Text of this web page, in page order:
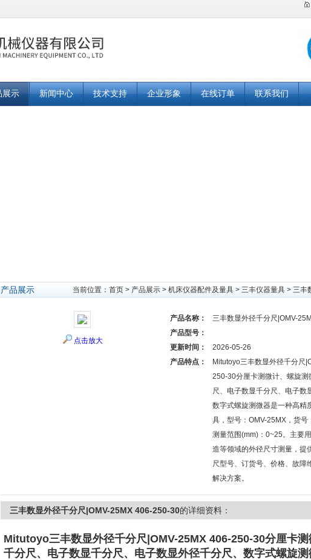
展示 新闻中心 技术支持 企业形象 在线订单 联系我们
产品展示 当前位置： 首页 > 产品展示 > 机床仪器配件及量具 > 三丰仪器量具 > 三丰
点击放大
产品名称：
三丰数显外径千分尺|OMV-
产品型号：
更新时间：
2026-05-26
产品特点：
Mitutoyo三丰数显外径千分尺
250-30分厘卡测微计、螺旋测
尺、电子数显千分尺、电子数
数字式螺旋测微器是一种高精
具，型号：OMV-25MX，货号
测量范围(mm)：0~25。主要
造等领域的外径尺寸测量，提
尺型号、订货号、价格、故障
解决方案。
三丰数显外径千分尺|OMV-25MX 406-250-30的详细资料：
Mitutoyo三丰数显外径千分尺|OMV-25MX 406-250-30分厘卡
千分尺、电子数显千分尺、电子数显外径千分尺、数字式螺旋测